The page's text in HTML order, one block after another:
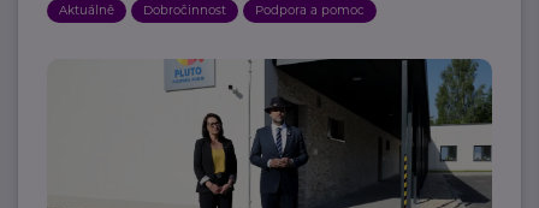
Aktuálně Dobročinnost Podpora a pomoc